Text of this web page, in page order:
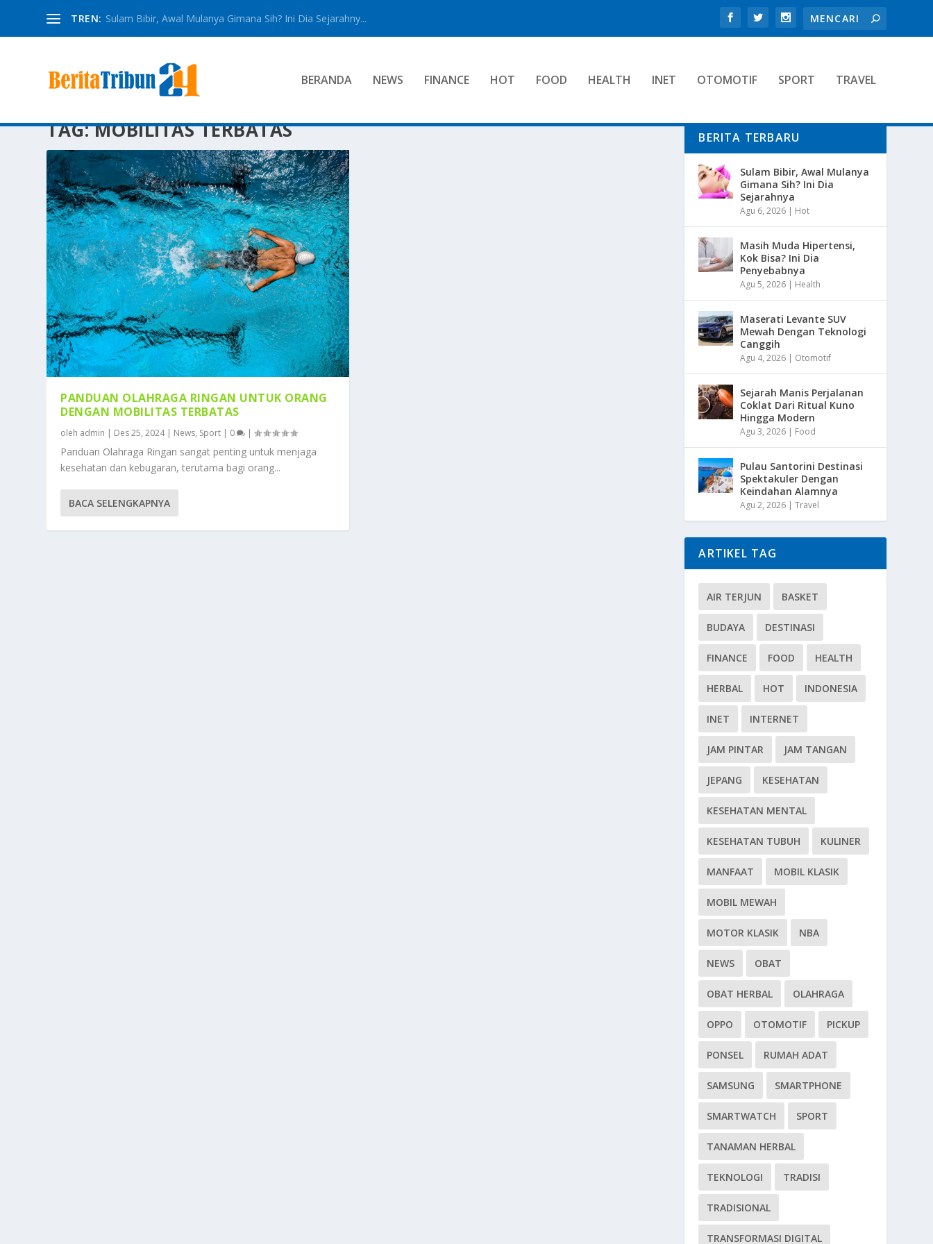
TREN: Sulam Bibir, Awal Mulanya Gimana Sih? Ini Dia Sejarahny...
BERANDA NEWS FINANCE HOT FOOD HEALTH INET OTOMOTIF SPORT TRAVEL
TAG:MOBILITAS TERBATAS
PANDUAN OLAHRAGA RINGAN UNTUK ORANG
DENGAN MOBILITAS TERBATAS
oleh admin | Des 25, 2024| News, Sport | 0 |
Panduan Olahraga Ringan sangat penting untuk menjaga
kesehatan dan kebugaran, terutama bagi orang...
BACA SELENGKAPNYA
BERITA TERBARU
Sulam Bibir, Awal Mulanya
Gimana Sih? Ini Dia
Sejarahnya
Agu 6, 2026 | Hot
Masih Muda Hipertensi,
Kok Bisa? Ini Dia
Penyebabnya
Agu 5, 2026 | Health
Maserati Levante SUV
Mewah Dengan Teknologi
Canggih
Agu 4, 2026 | Otomotif
Sejarah Manis Perjalanan
Coklat Dari Ritual Kuno
Hingga Modern
Agu 3, 2026 | Food
Pulau Santorini Destinasi
Spektakuler Dengan
Keindahan Alamnya
Agu 2, 2026 |Travel
ARTIKEL TAG
AIR TERJUN BASKET
BUDAYA DESTINASI
FINANCE FOOD HEALTH
HERBAL HOT INDONESIA
INET INTERNET
JAM PINTAR JAM TANGAN
JEPANG KESEHATAN
KESEHATAN MENTAL
KESEHATAN TUBUH KULINER
MANFAAT MOBIL KLASIK
MOBIL MEWAH
MOTOR KLASIK NBA
NEWS OBAT
OBAT HERBAL OLAHRAGA
OPPO OTOMOTIF PICKUP
PONSEL RUMAH ADAT
SAMSUNG SMARTPHONE
SMARTWATCH SPORT
TANAMAN HERBAL
TEKNOLOGI TRADISI
TRADISIONAL
TRANSFORMASI DIGITAL